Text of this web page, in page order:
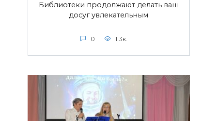
Библиотеки продолжают делать ваш
досуг увлекательным
0 1.3к.